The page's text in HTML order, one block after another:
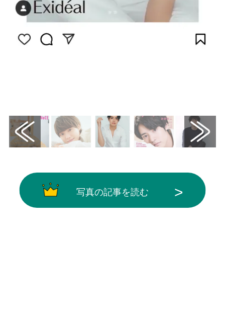
写真の記事を読む